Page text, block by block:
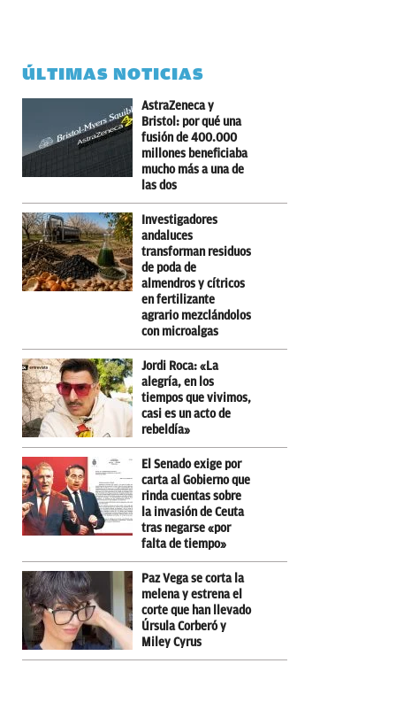
ÚLTIMAS NOTICIAS
AstraZeneca y
Bristol: por qué una
fusión de 400.000
millones beneficiaba
mucho más a una de
las dos
Investigadores
andaluces
transforman residuos
de poda de
almendros y cítricos
en fertilizante
agrario mezclándolos
con microalgas
Jordi Roca: «La
alegría, en los
tiempos que vivimos,
casi es un acto de
rebeldía»
El Senado exige por
carta al Gobierno que
rinda cuentas sobre
la invasión de Ceuta
tras negarse «por
falta de tiempo»
Paz Vega se corta la
melena y estrena el
corte que han llevado
Úrsula Corberó y
Miley Cyrus